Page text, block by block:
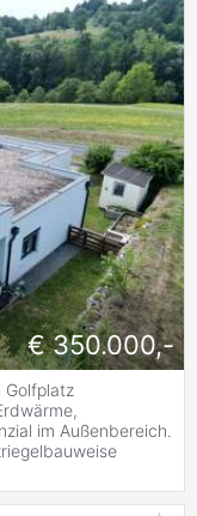
€ 350.000,-
Golfplatz
im Außenbereich.